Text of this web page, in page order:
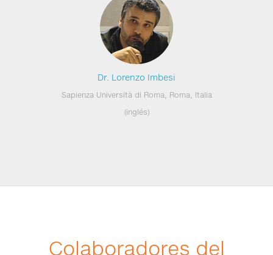
Dr. Lorenzo Imbesi
Sapienza Università di Roma, Roma, Italia
(inglés)
Colaboradores del